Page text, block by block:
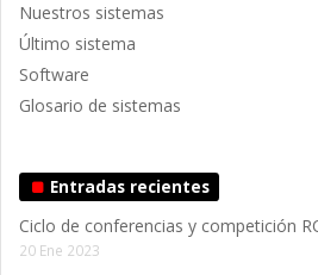
Nuestros sistemas
Último sistema
Software
Glosario de sistemas
Entradas recientes
Ciclo de conferencias y competición
20 Ene 2023